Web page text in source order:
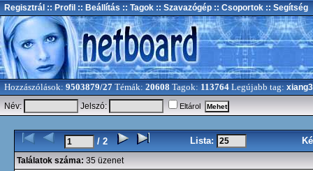
Regisztrál :: Profil :: Beállítás :: Tagok :: Szavazógép :: Csoportok :: Segítség
Hozzászólások: 9503879/27 Témák: 20608 Tagok: 113764 Legújabb tag:
Név:
Jelszó: Eltárol
/ 2 Lista:
Találatok száma: 35 üzenet